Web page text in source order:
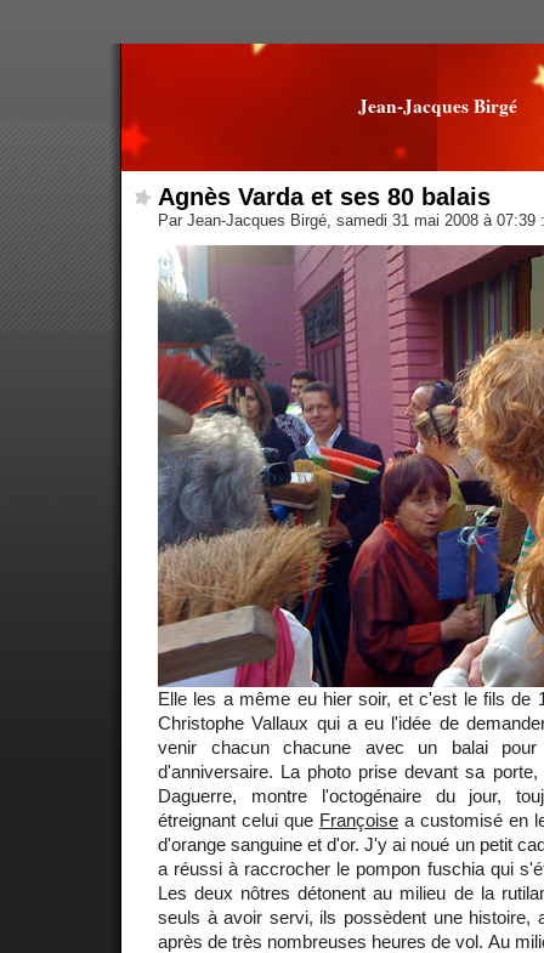
Jean-Jacques Birgé
Agnès Varda et ses 80 balais
Par Jean-Jacques Birgé, samedi 31 mai 2008 à 07:39
Elle les a même eu hier soir, et c'est le fils de
Christophe Vallaux qui a eu l'idée de
venir chacun chacune avec un balai
d'anniversaire. La photo prise devant sa
Daguerre, montre l'octogénaire du jour,
étreignant celui que Françoise a customisé en
d'orange sanguine et d'or. J'y ai noué un petit
a réussi à raccrocher le pompon fuschia qui
Les deux nôtres détonent au milieu de la
seuls à avoir servi, ils possèdent une histoire,
après de très nombreuses heures de vol. Au